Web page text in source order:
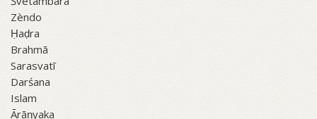
Zèndo
Ḥaḍra
Brahmā
Sarasvatī
Darśana
Islam
Ārāṇyaka